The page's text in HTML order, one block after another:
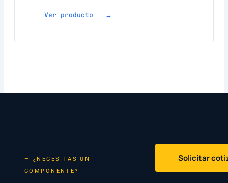
Ver producto →
— ¿NECESITAS UN
COMPONENTE?
Solicitar